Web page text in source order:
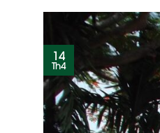
14
Th4